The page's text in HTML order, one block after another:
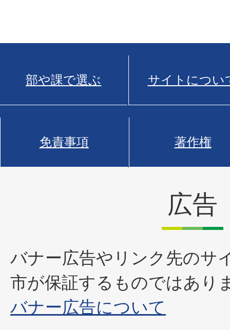
部や課で選ぶ サイトについ
免責事項 著作権
広告
バナー広告やリンク先のサ
市が保証するものではあり
バナー広告について